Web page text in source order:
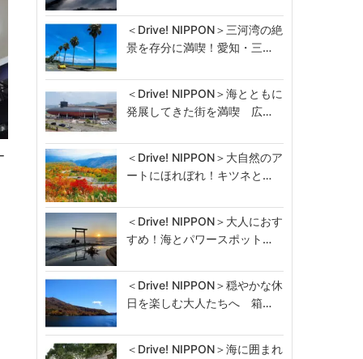
＜Drive! NIPPON＞三河湾の絶
景を存分に満喫！愛知・三…
＜Drive! NIPPON＞海とともに
発展してきた街を満喫 広…
＜Drive! NIPPON＞大自然のア
ートにほれぼれ！キツネと…
＜Drive! NIPPON＞大人におす
すめ！海とパワースポット…
＜Drive! NIPPON＞穏やかな休
日を楽しむ大人たちへ 箱…
＜Drive! NIPPON＞海に囲まれ